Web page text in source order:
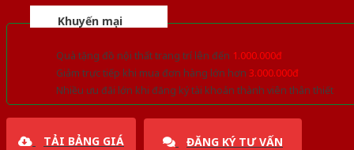
Khuyến mại
Quà tặng đồ nội thất trang trí lên đến 1.000.000đ
Giảm trực tiếp khi mua đơn hàng lớn hơn 3.000.000đ
Nhiều ưu đãi lớn khi đăng ký tài khoản thành viên thân thiết
TẢI BẢNG GIÁ ĐĂNG KÝ TƯ VẤN